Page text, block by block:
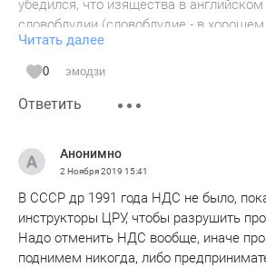
убедился, что изящества в
словоблудии (словоблудие - в
позиции написания формулы
Роспатент на любой из патентуемых
Запрос на вашу книгу - хочу серьёзнее
скрытых ход мыслей, изложенных
мозх, а изчо глаза - ломаюца:-)
ЗЫ: про новые словосочетания и
список наподобие термина
поняли.
Читать далее
0 эмодзи
Ответить
Анонимно
2 Ноября 2019 15:41
В СССР др 1991 года НДС не было,
инструкторы ЦРУ, чтобы разрушить
Надо отменить НДС вообще, иначе
поднимем никогда, либо